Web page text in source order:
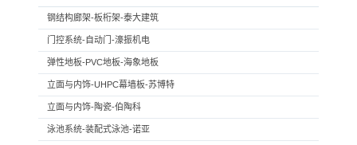
钢结构廊架-板桁架-泰大建筑
门控系统-自动门-濠振机电
弹性地板-PVC地板-海象地板
立面与内饰-UHPC幕墙板-苏博特
立面与内饰-陶瓷-伯陶科
泳池系统-装配式泳池-诺亚